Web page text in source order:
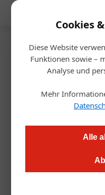
Cookies
Diese Website
Funktionen sowie –
Analyse und
Mehr
Alle
Startseite/
Wien: